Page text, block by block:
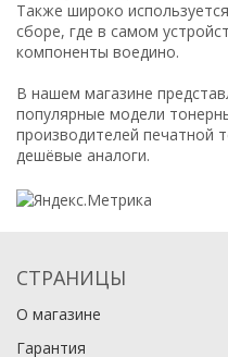
Также широко
сборе, где в самом
компоненты воедино.
В нашем магазине
популярные модели
производителей печатной
дешёвые аналоги.
СТРАНИЦЫ
О магазине
Гарантия